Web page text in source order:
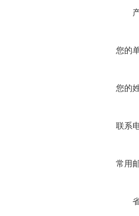
您的
您的
联系
常用